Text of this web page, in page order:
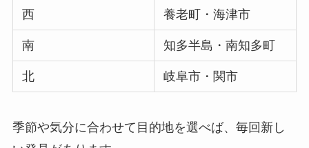
西 養老町・海津市
南 知多半島・南知多町
北 岐阜市・関市
季節や気分に合わせて目的地を選べば、毎回新し